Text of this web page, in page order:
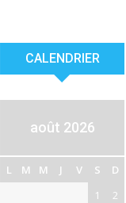
CALENDRIER
août 2026
L M M J V S
D
1
2